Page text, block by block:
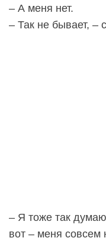
– А меня нет.
– Так не бывает, –
– Я тоже так
вот – меня совсем